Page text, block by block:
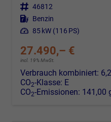
Fahrzeugnr. 46812
Kraftstoff Benzin
Leistung 85 kW (116 PS)
27.490,– €
incl. 19% MwSt.
Verbrauch kombiniert:
CO2-Klasse: E
CO2-Emissionen: 141,00